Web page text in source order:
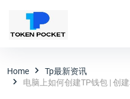
Home
Tp最新资讯
电脑上如何创建TP钱包 | 创